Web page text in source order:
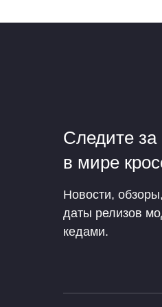
Следите
в мире
Новости,
даты релизов
кедами.